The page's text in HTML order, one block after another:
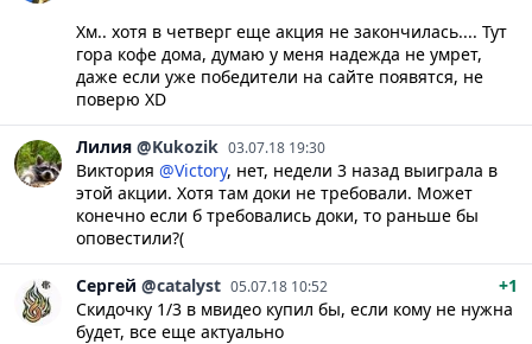
Хм.. хотя в четверг еще акция не закончилась.... Тут
гора кофе дома, думаю у меня надежда не умрет,
даже если уже победители на сайте появятся, не
поверю XD
Лилия @Kukozik 03.07.18 19:30
Виктория @Victory, нет, недели 3 назад выиграла в
этой акции. Хотя там доки не требовали. Может
конечно если б требовались доки, то раньше бы
оповестили?(
Сергей @catalyst 05.07.18 10:52
+1
Скидочку 1/3 в мвидео купил бы, если кому не нужна
будет, все еще актуально